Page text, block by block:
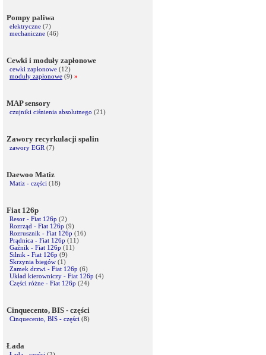
Pompy paliwa
elektryczne (7)
mechaniczne (46)
Cewki i moduły zapłonowe
cewki zapłonowe (12)
moduły zapłonowe (9) »
MAP sensory
czujniki ciśnienia absolutnego (21)
Zawory recyrkulacji spalin
zawory EGR (7)
Daewoo Matiz
Matiz - części (18)
Fiat 126p
Resor - Fiat 126p (2)
Rozrząd - Fiat 126p (9)
Rozrusznik - Fiat 126p (16)
Prądnica - Fiat 126p (11)
Gaźnik - Fiat 126p (11)
Silnik - Fiat 126p (9)
Skrzynia biegów (1)
Zamek drzwi - Fiat 126p (6)
Układ kierowniczy - Fiat 126p (4)
Części różne - Fiat 126p (24)
Cinquecento, BIS - części
Cinquecento, BIS - części (8)
Łada